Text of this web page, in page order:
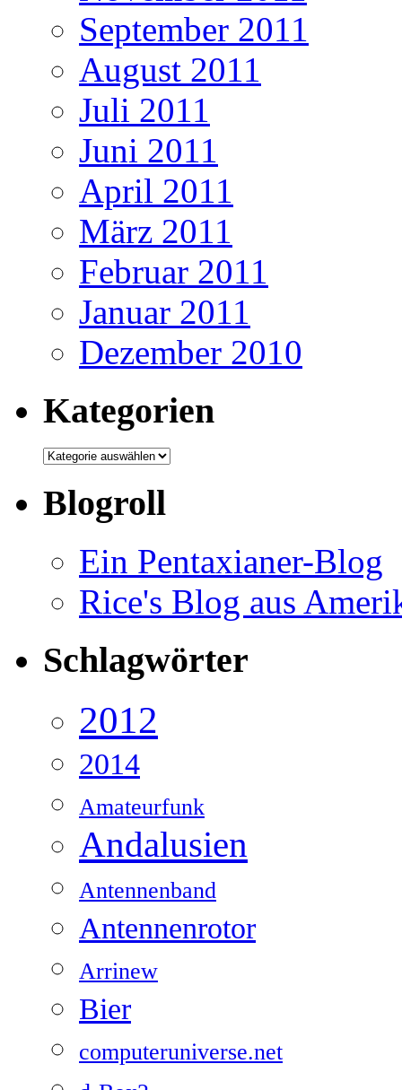
September 2011
August 2011
Juli 2011
Juni 2011
April 2011
März 2011
Februar 2011
Januar 2011
Dezember 2010
Kategorien
Kategorien
Blogroll
Ein Pentaxianer-Blog
Rice's Blog aus
Schlagwörter
2012
2014
Amateurfunk
Andalusien
Antennenband
Antennenrotor
Arrinew
Bier
computeruniverse.net